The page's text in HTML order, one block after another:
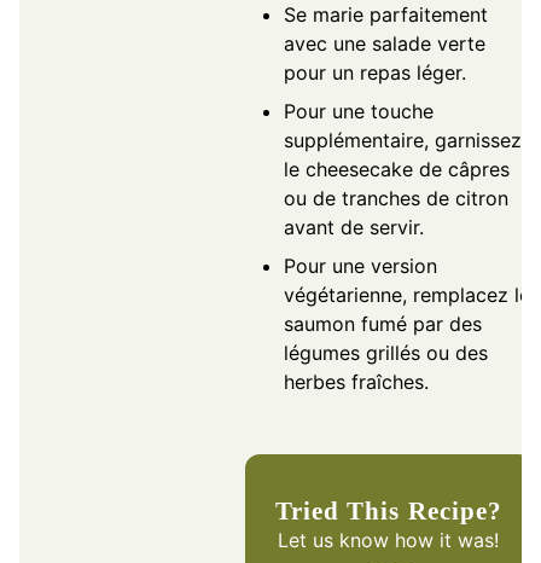
Se marie parfaitement
avec une salade verte
pour un repas léger.
Pour une touche
supplémentaire, garnissez
le cheesecake de câpres
ou de tranches de citron
avant de servir.
Pour une version
végétarienne, remplacez le
saumon fumé par des
légumes grillés ou des
herbes fraîches.
Tried This Recipe?
Let us know how it was!